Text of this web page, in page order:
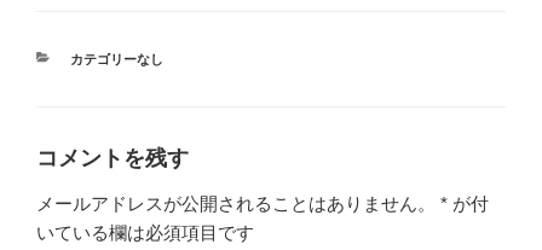
カ
カテゴリーなし
コメントを残す
メールアドレスが公開されることはありません。 * が付
いている欄は必須項目です